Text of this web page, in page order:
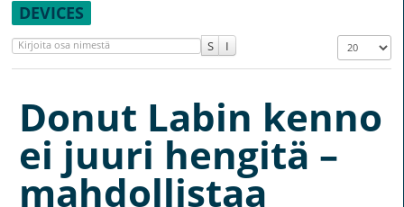
DEVICES
Kirjoita osa nimestä Näyttö #
Donut Labin kenno
ei juuri hengitä –
mahdollistaa